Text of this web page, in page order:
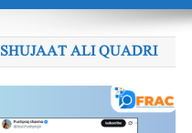
SHUJAAT ALI QUADRI